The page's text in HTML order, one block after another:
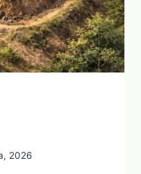
2026